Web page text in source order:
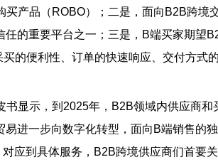
产品（ROBO）；二是，面向B2B跨境
的重要平台之一；三是，B端买家期望
的便利性、订单的快速响应、交付方式
显示，到2025年，B2B领域内供应商和
进一步向数字化转型，面向B端销售的
应到具体服务，B2B跨境供应商们首要